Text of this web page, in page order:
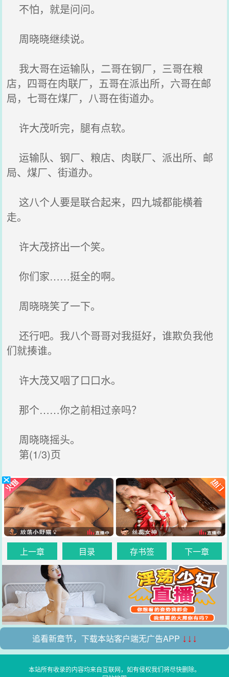
不怕，就是问问。
周晓晓继续说。
我大哥在运输队，二哥在钢厂，三哥在粮
店，四哥在肉联厂，五哥在派出所，六哥在邮
局，七哥在煤厂，八哥在街道办。
许大茂听完，腿有点软。
运输队、钢厂、粮店、肉联厂、派出所、邮
局、煤厂、街道办。
这八个人要是联合起来，四九城都能横着
走。
许大茂挤出一个笑。
你们家……挺全的啊。
周晓晓笑了一下。
还行吧。我八个哥哥对我挺好，谁欺负我他
们就揍谁。
许大茂又咽了口口水。
那个……你之前相过亲吗？
周晓晓摇头。
第(1/3)页
上一章 目录 存书签 下一章
追看新章节，下载本站客户端无广告APP ↓↓↓
本站所有收录的内容均来自互联网，如有侵权我们将尽快删除。